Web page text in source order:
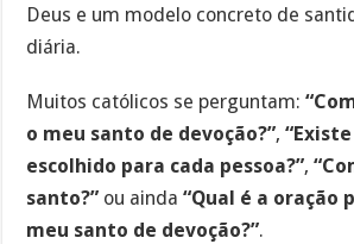
Deus e um modelo concreto de
diária.
Muitos católicos se perguntam:
o meu santo de devoção?”,
escolhido para cada pessoa?”,
santo?” ou ainda“Qual é a oração
meu santo de devoção?”.